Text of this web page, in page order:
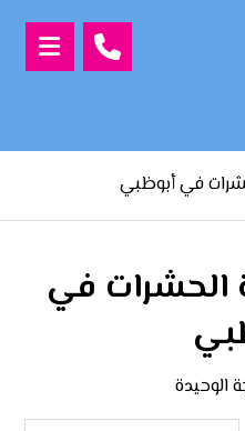
في أبوظبي
الحشرات في
الوحيدة